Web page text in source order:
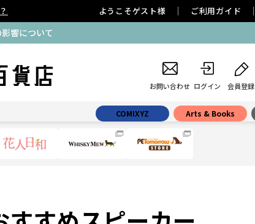
ようこそゲスト様 ご利用ガイド
響について
お問い合わせ ログイン 会員登録
COMIXYZ Arts & Books